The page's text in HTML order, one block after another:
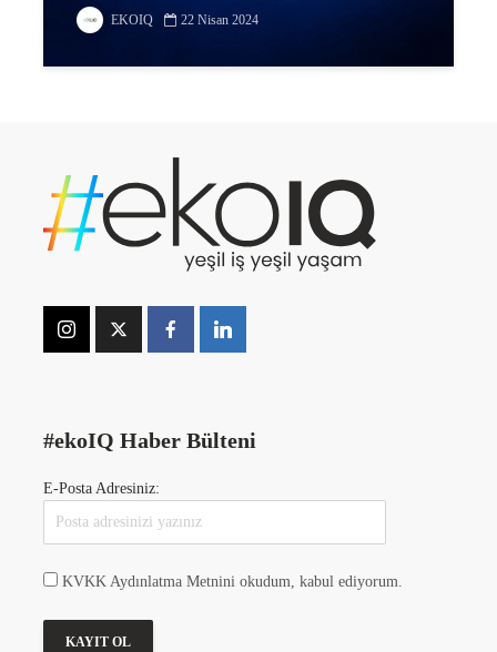
EKOIQ 22 Nisan 2024
#ekoIQ Haber Bülteni
E-Posta Adresiniz:
KVKK Aydınlatma Metnini okudum, kabul ediyorum.